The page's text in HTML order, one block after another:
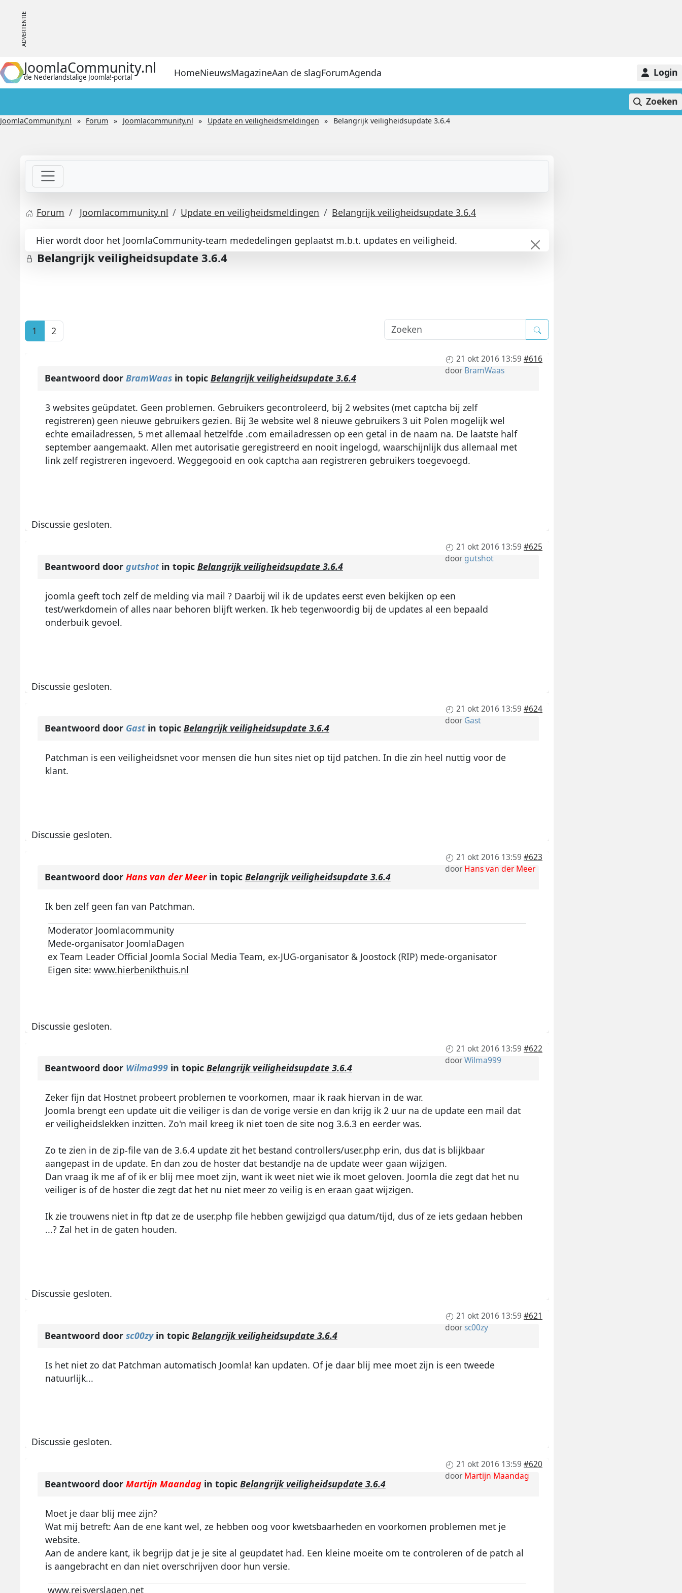
JoomlaCommunity.nl
de Nederlandstalige Joomla!-portal HomeNieuwsMagazineAan de slagForumAgenda Login
Zoeken
JoomlaCommunity.nl Forum Joomlacommunity.nl Update en veiligheidsmeldingen Belangrijk veiligheidsupdate 3.6.4
Forum Joomlacommunity.nl Update en veiligheidsmeldingen Belangrijk veiligheidsupdate 3.6.4
Hier wordt door het JoomlaCommunity-team mededelingen geplaatst m.b.t. updates en veiligheid.
Belangrijk veiligheidsupdate 3.6.4
1 2
21 okt 2016 13:59 #616
door BramWaas
Beantwoord door BramWaasin topic Belangrijk veiligheidsupdate 3.6.4
3 websites geüpdatet. Geen problemen. Gebruikers gecontroleerd, bij 2 websites (met captcha bij zelf
registreren) geen nieuwe gebruikers gezien. Bij 3e website wel 8 nieuwe gebruikers 3 uit Polen mogelijk wel
echte emailadressen, 5 met allemaal hetzelfde .com emailadressen op een getal in de naam na. De laatste half
september aangemaakt. Allen met autorisatie geregistreerd en nooit ingelogd, waarschijnlijk dus allemaal met
link zelf registreren ingevoerd. Weggegooid en ook captcha aan registreren gebruikers toegevoegd.
Discussie gesloten.
21 okt 2016 13:59 #625
doorgutshot
Beantwoord door gutshotin topic Belangrijk veiligheidsupdate 3.6.4
joomla geeft toch zelf de melding via mail ? Daarbij wil ik de updates eerst even bekijken op een
test/werkdomein of alles naar behoren blijft werken. Ik heb tegenwoordig bij de updates al een bepaald
onderbuik gevoel.
Discussie gesloten.
21 okt 2016 13:59 #624
door Gast
Beantwoord door Gastin topic Belangrijk veiligheidsupdate 3.6.4
Patchman is een veiligheidsnet voor mensen die hun sites niet op tijd patchen. In die zin heel nuttig voor de
klant.
Discussie gesloten.
21 okt 2016 13:59 #623
doorHans van der Meer
Beantwoord door Hans van der Meerin topic Belangrijk veiligheidsupdate 3.6.4
Ik ben zelf geen fan van Patchman.
Moderator Joomlacommunity
Mede-organisator JoomlaDagen
ex Team Leader Official Joomla Social Media Team, ex-JUG-organisator & Joostock (RIP) mede-organisator
Eigen site: www.hierbenikthuis.nl
Discussie gesloten.
21 okt 2016 13:59 #622
doorWilma999
Beantwoord door Wilma999in topic Belangrijk veiligheidsupdate 3.6.4
Zeker fijn dat Hostnet probeert problemen te voorkomen, maar ik raak hiervan in de war.
Joomla brengt een update uit die veiliger is dan de vorige versie en dan krijg ik 2 uur na de update een mail dat
er veiligheidslekken inzitten. Zo'n mail kreeg ik niet toen de site nog 3.6.3 en eerder was.
Zo te zien in de zip-file van de 3.6.4 update zit het bestand controllers/user.php erin, dus dat is blijkbaar
aangepast in de update. En dan zou de hoster dat bestandje na de update weer gaan wijzigen.
Dan vraag ik me af of ik er blij mee moet zijn, want ik weet niet wie ik moet geloven. Joomla die zegt dat het nu
veiliger is of de hoster die zegt dat het nu niet meer zo veilig is en eraan gaat wijzigen.
Ik zie trouwens niet in ftp dat ze de user.php file hebben gewijzigd qua datum/tijd, dus of ze iets gedaan hebben
...? Zal het in de gaten houden.
Discussie gesloten.
21 okt 2016 13:59 #621
doorsc00zy
Beantwoord door sc00zyin topic Belangrijk veiligheidsupdate 3.6.4
Is het niet zo dat Patchman automatisch Joomla! kan updaten. Of je daar blij mee moet zijn is een tweede
natuurlijk...
Discussie gesloten.
21 okt 2016 13:59 #620
doorMartijn Maandag
Beantwoord door Martijn Maandagin topic Belangrijk veiligheidsupdate 3.6.4
Moet je daar blij mee zijn?
Wat mij betreft: Aan de ene kant wel, ze hebben oog voor kwetsbaarheden en voorkomen problemen met je
website.
Aan de andere kant, ik begrijp dat je je site al geüpdatet had. Een kleine moeite om te controleren of de patch al
is aangebracht en dan niet overschrijven door hun versie.
www.reisverslagen.net